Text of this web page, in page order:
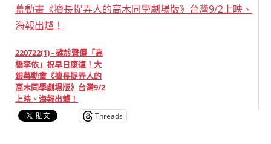
220722(1) - 確診聲優「高
橋李依」祝早日康復！大
銀幕動畫《擅長捉弄人的
高木同學劇場版》台灣9/2
上映、海報出爐！
Threads